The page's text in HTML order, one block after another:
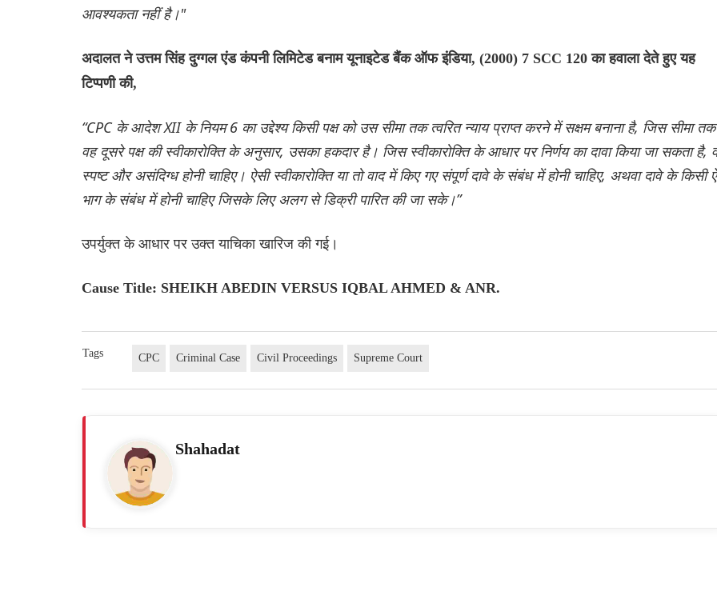
आवश्यकता नहीं है।"
अदालत ने उत्तम सिंह दुग्गल एंड कंपनी लिमिटेड बनाम यूनाइटेड बैंक ऑफ इंडिया, (2000) 7 SCC 120 का हवाला देते हुए यह
टिप्पणी की,
“CPC के आदेश XII के नियम 6 का उद्देश्य किसी पक्ष को उस सीमा तक त्वरित न्याय प्राप्त करने में सक्षम बनाना है, जिस सीमा तक
वह दूसरे पक्ष की स्वीकारोक्ति के अनुसार, उसका हकदार है। जिस स्वीकारोक्ति के आधार पर निर्णय का दावा किया जा सकता है,
स्पष्ट और असंदिग्ध होनी चाहिए। ऐसी स्वीकारोक्ति या तो वाद में किए गए संपूर्ण दावे के संबंध में होनी चाहिए, अथवा दावे के किसी
भाग के संबंध में होनी चाहिए जिसके लिए अलग से डिक्री पारित की जा सके।”
उपर्युक्त के आधार पर उक्त याचिका खारिज की गई।
Cause Title: SHEIKH ABEDIN VERSUS IQBAL AHMED & ANR.
Tags CPC Criminal Case Civil Proceedings Supreme Court
Shahadat